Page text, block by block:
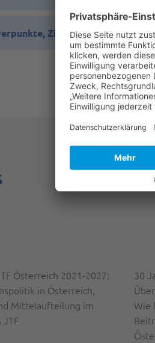
Ziele des Programms
Österreich 2021-2027:
in Österreich,
Mittelaufteilung im
JTF
30
Wie